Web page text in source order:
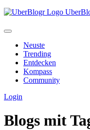
Neuste
Trending
Entdecken
Kompass
Community
Login
Blogs mit